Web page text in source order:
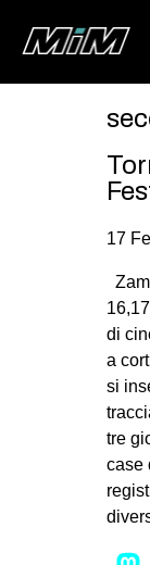
17
di
a
si
tre
case